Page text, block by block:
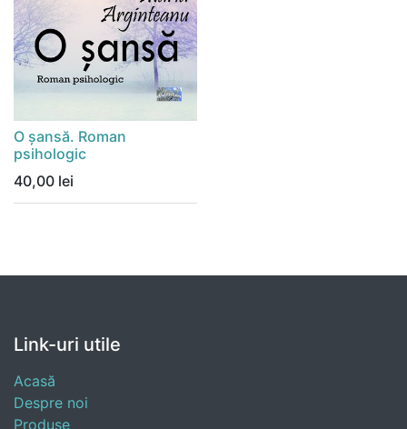
O șansă. Roman
psihologic
40,00 lei
Link-uri utile
Acasă
Despre noi
Produse